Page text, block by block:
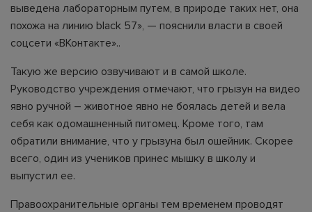
выведена лабораторным путем, в природе таких нет, она
похожа на линию black 57», — пояснили власти в своей
соцсети «ВКонтакте»..
Такую же версию озвучивают и в самой школе.
Руководство учреждения отмечают, что грызун на видео
явно ручной – животное явно не боялась детей и вела
себя как одомашненный питомец. Кроме того, там
обратили внимание, что у грызуна был ошейник. Скорее
всего, один из учеников принес мышку в школу и
выпустил ее.
Правоохранительные органы тем временем проводят